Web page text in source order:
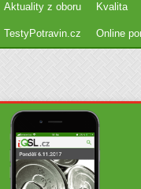
Aktuality z oboru Kvalita
TestyPotravin.cz Online